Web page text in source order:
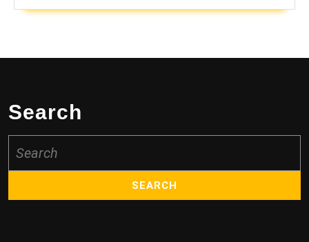
Search
for: